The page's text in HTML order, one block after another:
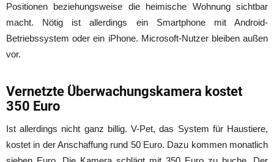
Positionen beziehungsweise die heimische Wohnung sichtbar
macht. Nötig ist allerdings ein Smartphone mit Android-
Betriebssystem oder ein iPhone. Microsoft-Nutzer bleiben außen
vor.
Vernetzte Überwachungskamera kostet
350 Euro
Ist allerdings nicht ganz billig. V-Pet, das System für Haustiere,
kostet in der Anschaffung rund 50 Euro. Dazu kommen monatlich